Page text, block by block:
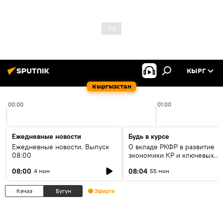
Кыргызстан
КЫРГ
00:00 01:00
Ежедневные новости
Ежедневные новости. Выпуск
08:00
08:00 4 мин
Будь в курсе
О вкладе РКФР в развитие
экономики КР и ключевых
08:04 55 мин
Кечээ Бүгүн Эфирге